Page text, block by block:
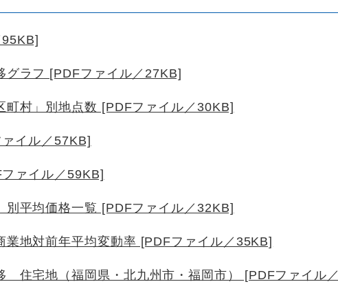
グラフ [PDFファイル／27KB]
町村」別地点数 [PDFファイル／30KB]
イル／57KB]
ァイル／59KB]
別平均価格一覧 [PDFファイル／32KB]
業地対前年平均変動率 [PDFファイル／35KB]
住宅地（福岡県・北九州市・福岡市） [PDFファイル／